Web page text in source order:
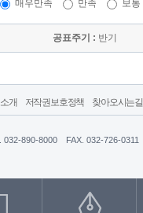
매우만족 만족 보통
공표주기 : 반기
개 저작권보호정책 찾아오시는길
032-890-8000 FAX. 032-726-0311